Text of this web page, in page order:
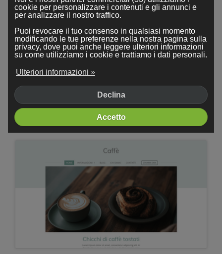
Alberi
cookie per personalizzare i contenuti e gli annunci e
per analizzare il nostro traffico.
Puoi revocare il tuo consenso in qualsiasi momento
modificando le tue preferenze nella nostra pagina sulla
privacy, dove puoi anche leggere ulteriori informazioni
su come utilizziamo i cookie e trattiamo i dati personali.
Ulteriori informazioni »
Declina
Accetto